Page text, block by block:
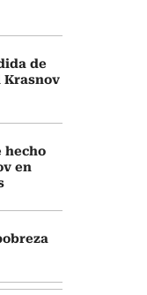
de
Krasnov
hecho
en